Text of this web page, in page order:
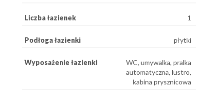
Liczba łazienek 1
Podłoga łazienki płytki
Wyposażenie łazienki
WC, umywalka, pralka
automatyczna, lustro,
kabina prysznicowa